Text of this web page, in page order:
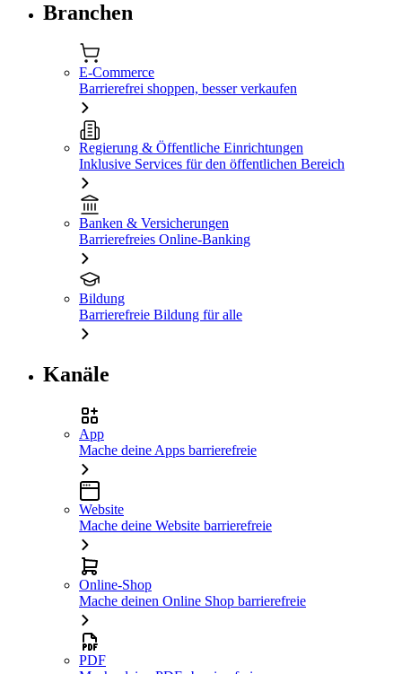
Branchen
E-Commerce
Barrierefrei shoppen, besser verkaufen
Regierung & Öffentliche Einrichtungen
Inklusive Services für den öffentlichen Bereich
Banken & Versicherungen
Barrierefreies Online-Banking
Bildung
Barrierefreie Bildung für alle
Kanäle
App
Mache deine Apps barrierefreie
Website
Mache deine Website barrierefreie
Online-Shop
Mache deinen Online Shop barrierefreie
PDF